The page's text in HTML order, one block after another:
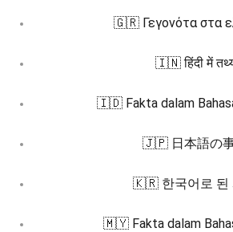
🇬🇷 Γεγονότα στα
🇮🇳 हिंदी में
🇮🇩 Fakta dalam
🇯🇵 日本語の
🇰🇷 한국어로 된
🇲🇾 Fakta dalam